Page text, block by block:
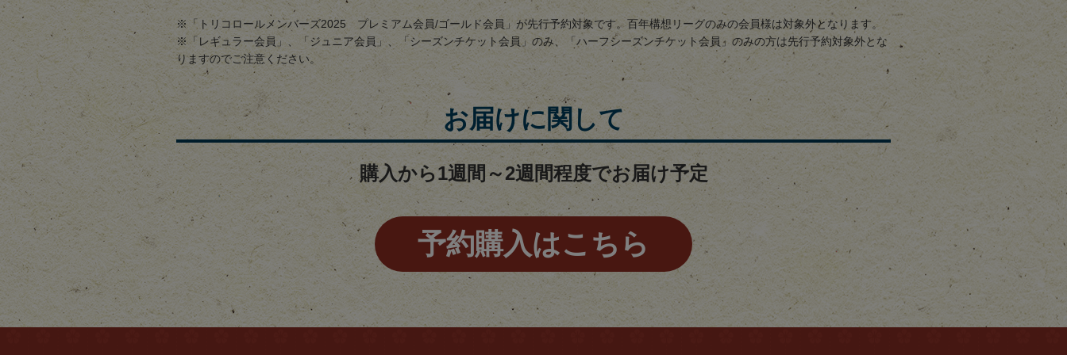
※「トリコロールメンバーズ2025 プレミアム会員/ゴールド会員」が先行予約対象です。百年構想リーグのみの会員様は対象外となります。
※「レギュラー会員」、「ジュニア会員」、「シーズンチケット会員」のみ、「ハーフシーズンチケット会員」のみの方は先行予約対象外とな
りますのでご注意ください。
お届けに関して
購入から1週間～2週間程度でお届け予定
予約購入はこちら